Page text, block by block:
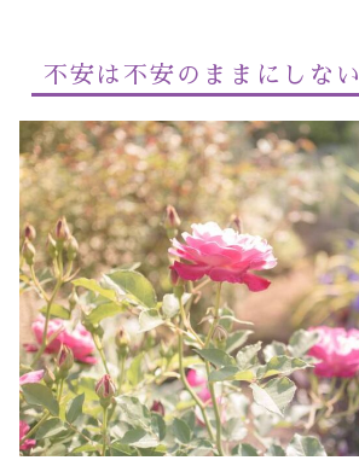
不安は不安のままにしない